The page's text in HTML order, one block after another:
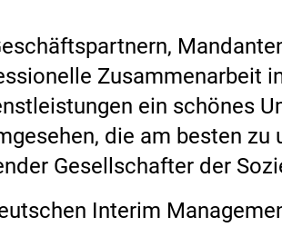
Zusammenarbeit
ein schönes
die am besten
Gesellschafter der
Interim